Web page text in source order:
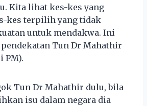
Kita lihat kes-kes yang
kes terpilih yang tidak
untuk mendakwa. Ini
pendekatan Tun Dr Mahathir
PM).
Tun Dr Mahathir dulu, bila
isu dalam negara dia